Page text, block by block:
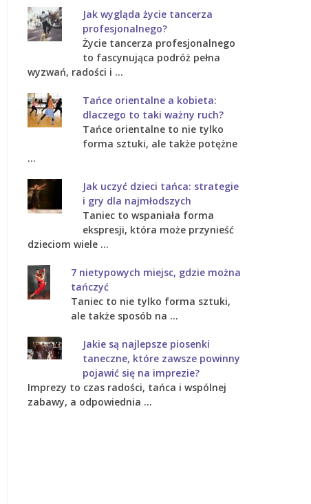
Jak wygląda życie tancerza
profesjonalnego?
Życie tancerza profesjonalnego
to fascynująca podróż pełna
wyzwań, radości i …
Tańce orientalne a kobieta:
dlaczego to taki ważny ruch?
Tańce orientalne to nie tylko
forma sztuki, ale także potężne
…
Jak uczyć dzieci tańca: strategie
i gry dla najmłodszych
Taniec to wspaniała forma
ekspresji, która może przynieść
dzieciom wiele …
7 nietypowych miejsc, gdzie można
tańczyć
Taniec to nie tylko forma sztuki,
ale także sposób na …
Jakie są najlepsze piosenki
taneczne, które zawsze powinny
pojawić się na imprezie?
Imprezy to czas radości, tańca i wspólnej
zabawy, a odpowiednia …